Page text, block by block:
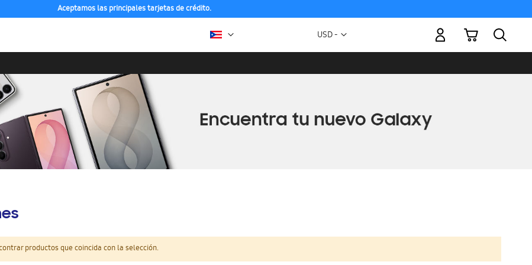
Aceptamos las principales tarjetas de crédito.
Moneda
USD -
Mi carrito
productos que coincida con la selección.